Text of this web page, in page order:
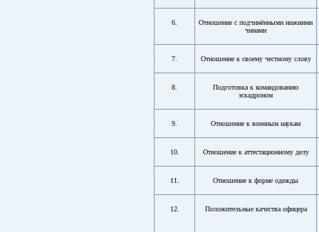
6.
Отношение с подчинёнными нижними
чинами
7. Отношение к своему честному слову
8.
Подготовка к командованию
эскадроном
9. Отношение к военным наукам
10. Отношение к аттестационному делу
11. Отношение к форме одежды
12. Положительные качества офицера